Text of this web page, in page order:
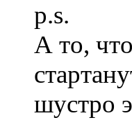
p.s.
А то,
шустро